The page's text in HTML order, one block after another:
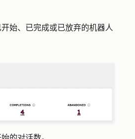
始、已完成或已放弃的机器人